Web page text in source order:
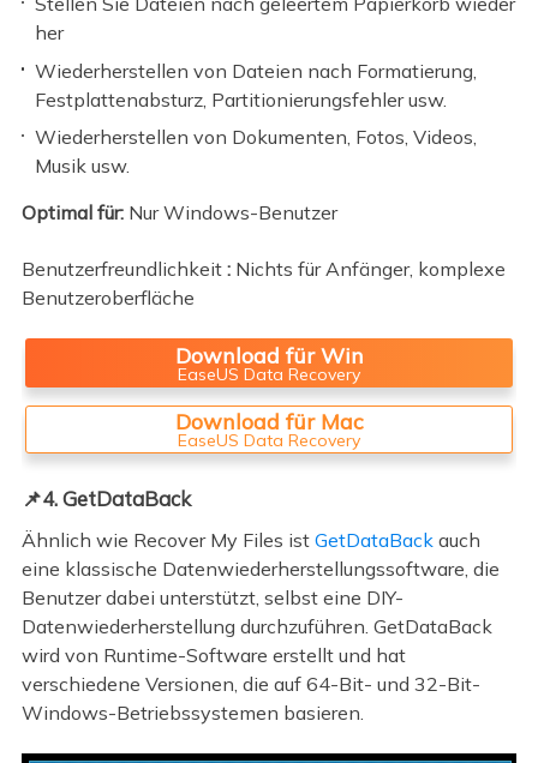
her
Wiederherstellen von Dateien nach Formatierung,
Festplattenabsturz, Partitionierungsfehler usw.
Wiederherstellen von Dokumenten, Fotos, Videos,
Musik usw.
Optimal für:Nur Windows-Benutzer
Benutzerfreundlichkeit :Nichts für Anfänger, komplexe
Benutzeroberfläche
Download für Win
EaseUS Data Recovery
Download für Mac
EaseUS Data Recovery
📌4. GetDataBack
Ähnlich wie Recover My Files ist GetDataBackauch
eine klassische Datenwiederherstellungssoftware, die
Benutzer dabei unterstützt, selbst eine DIY-
Datenwiederherstellung durchzuführen. GetDataBack
wird von Runtime-Software erstellt und hat
verschiedene Versionen, die auf 64-Bit- und 32-Bit-
Windows-Betriebssystemen basieren.